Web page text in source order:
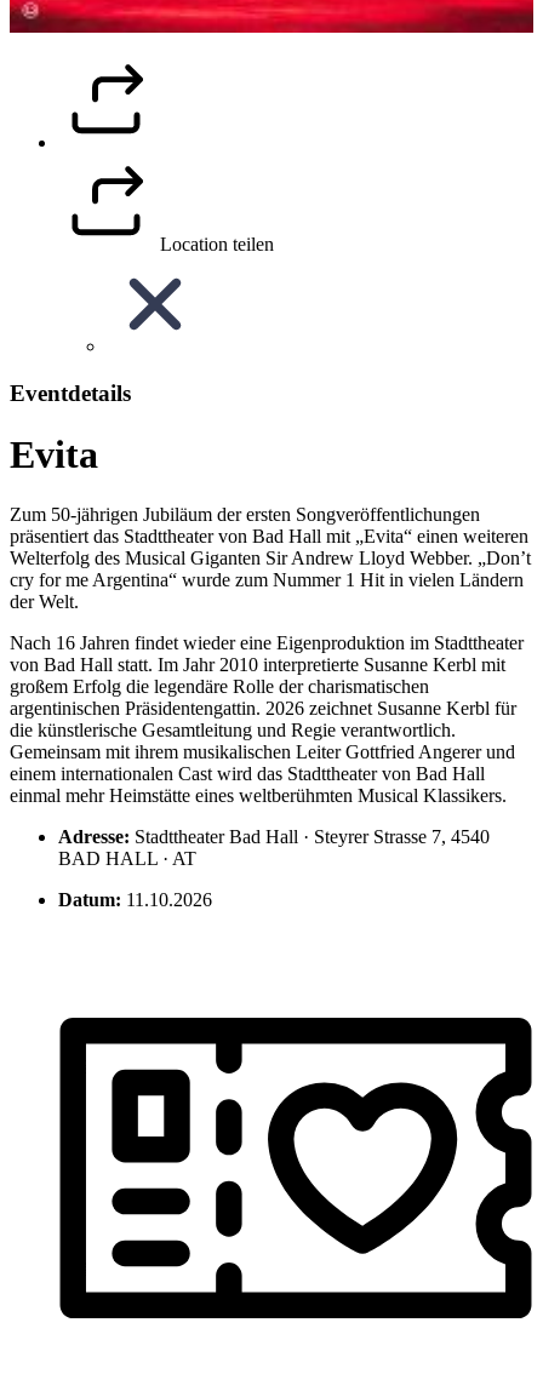
Location teilen
Eventdetails
Evita
Zum 50-jährigen Jubiläum der ersten Songveröffentlichungen
präsentiert das Stadttheater von Bad Hall mit „Evita“ einen weiteren
Welterfolg des Musical Giganten Sir Andrew Lloyd Webber. „Don’t
cry for me Argentina“ wurde zum Nummer 1 Hit in vielen Ländern
der Welt.
Nach 16 Jahren findet wieder eine Eigenproduktion im Stadttheater
von Bad Hall statt. Im Jahr 2010 interpretierte Susanne Kerbl mit
großem Erfolg die legendäre Rolle der charismatischen
argentinischen Präsidentengattin. 2026 zeichnet Susanne Kerbl für
die künstlerische Gesamtleitung und Regie verantwortlich.
Gemeinsam mit ihrem musikalischen Leiter Gottfried Angerer und
einem internationalen Cast wird das Stadttheater von Bad Hall
einmal mehr Heimstätte eines weltberühmten Musical Klassikers.
Adresse: Stadttheater Bad Hall · Steyrer Strasse 7, 4540
BAD HALL · AT
Datum: 11.10.2026